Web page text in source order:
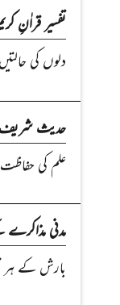
تفسیر قراٰنِ
دلوں کی حالتیں
حدیث شریف
علم کی حفاظت
مدنی
بارش کے ہر